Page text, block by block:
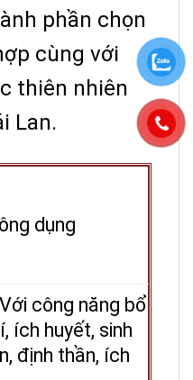
phần chọn
cùng với
thiên nhiên
Lan.
dụng
công năng bổ
ích huyết, sinh
định thần, ích